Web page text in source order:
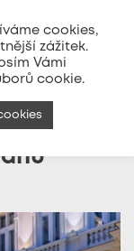
MENU
cookies,
zážitek.
Vámi
cookie.